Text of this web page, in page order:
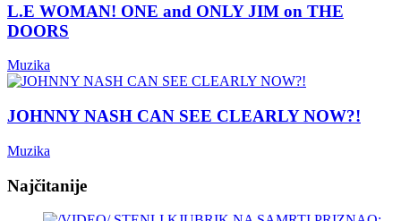
L.E WOMAN! ONE and ONLY JIM on THE
DOORS
Muzika
JOHNNY NASH CAN SEE CLEARLY NOW?!
Muzika
Najčitanije